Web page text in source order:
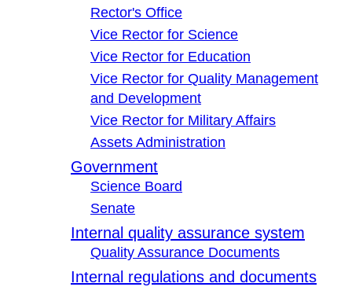
Rector's Office
Vice Rector for Science
Vice Rector for Education
Vice Rector for Quality Management
and Development
Vice Rector for Military Affairs
Assets Administration
Government
Science Board
Senate
Internal quality assurance system
Quality Assurance Documents
Internal regulations and documents